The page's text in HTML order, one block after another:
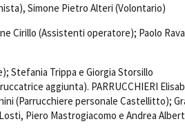
Simone Pietro Alteri (Volontario)
Cirillo (Assistenti operatore); Paolo
Stefania Trippa e Giorgia Storsillo
aggiunta). PARRUCCHIERI
(Parrucchiere personale Castellitto);
Piero Mastrogiacomo e Andrea